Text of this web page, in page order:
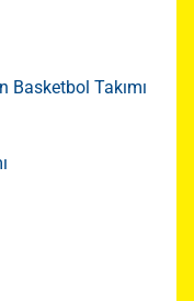
Basketbol Takımı